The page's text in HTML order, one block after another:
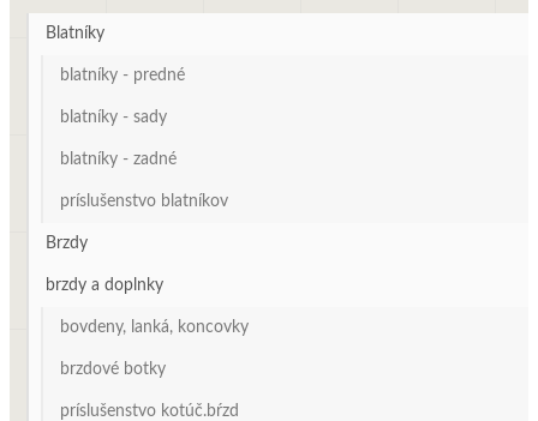
Blatníky
blatníky - predné
blatníky - sady
blatníky - zadné
príslušenstvo blatníkov
Brzdy
brzdy a doplnky
bovdeny, lanká, koncovky
brzdové botky
príslušenstvo kotúč.bŕzd